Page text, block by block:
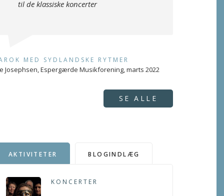
til de klassiske koncerter
MED SYDLANDSKE RYTMER
Josephsen, Espergærde Musikforening, marts 2022
SE ALLE
AKTIVITETER BLOGINDLÆG
KONCERTER